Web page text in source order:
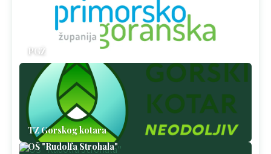
PGŽ
TZ Gorskog kotara
OŠ "Rudolfa Strohala"